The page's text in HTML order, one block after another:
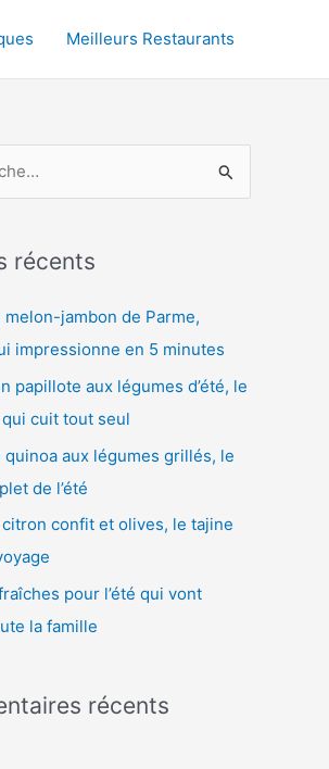
Meilleurs Restaurants
récents
melon-jambon de Parme,
impressionne en 5 minutes
papillote aux légumes d’été, le
cuit tout seul
quinoa aux légumes grillés, le
de l’été
confit et olives, le tajine
pour l’été qui vont
la famille
récents